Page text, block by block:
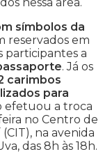
símbolos da
reservados em
participantes a
. Já os
carimbos
para
efetuou a troca
no Centro de
na avenida
das 8h às 18h.